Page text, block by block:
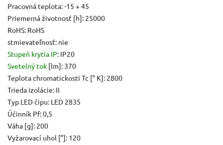
Pracovná teplota: -15 + 45
Priemerná životnosť [h]: 25000
RoHS: RoHS
stmievateľnosť: nie
Stupeň krytia IP: IP20
Svetelný tok [lm]: 370
Teplota chromatickosti Tc [° K]: 2800
Trieda izolácie: II
Typ LED čipu: LED 2835
Účinník Pf: 0,5
Váha [g]: 200
Vyžarovací uhol [°]: 120